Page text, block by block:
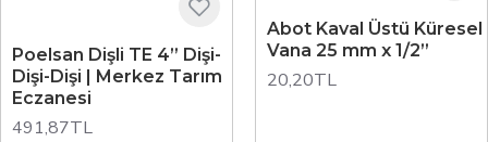
Poelsan Dişli TE 4” Dişi-
Dişi-Dişi | Merkez Tarım
Eczanesi
491,87TL
Abot Kaval Üstü Küresel
Vana 25 mm x 1/2”
20,20TL